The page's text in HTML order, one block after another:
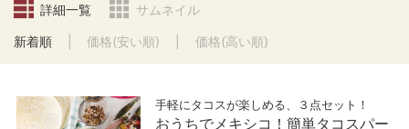
詳細一覧 サムネイル
新着順 価格(安い順) 価格(高い順)
手軽にタコスが楽しめる、３点セット！
おうちでメキシコ！簡単タコスパー